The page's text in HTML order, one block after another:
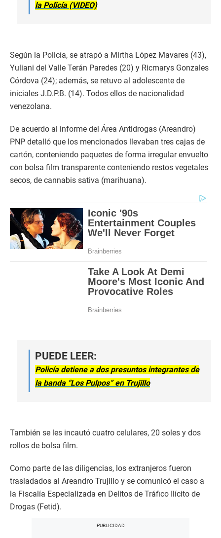
la Policía (VIDEO)
Según la Policía, se atrapó a Mirtha López Mavares (43),
Yuliani del Valle Terán Paredes (20) y Ricmarys Gonzales
Córdova (24); además, se retuvo al adolescente de
iniciales J.D.P.B. (14). Todos ellos de nacionalidad
venezolana.
De acuerdo al informe del Área Antidrogas (Areandro)
PNP detalló que los mencionados llevaban tres cajas de
cartón, conteniendo paquetes de forma irregular envuelto
con bolsa film transparente conteniendo restos vegetales
secos, de cannabis sativa (marihuana).
PUEDE LEER:
Policía detiene a dos presuntos integrantes de
la banda “Los Pulpos” en Trujillo
También se les incautó cuatro celulares, 20 soles y dos
rollos de bolsa film.
Como parte de las diligencias, los extranjeros fueron
trasladados al Areandro Trujillo y se comunicó el caso a
la Fiscalía Especializada en Delitos de Tráfico Ilícito de
Drogas (Fetid).